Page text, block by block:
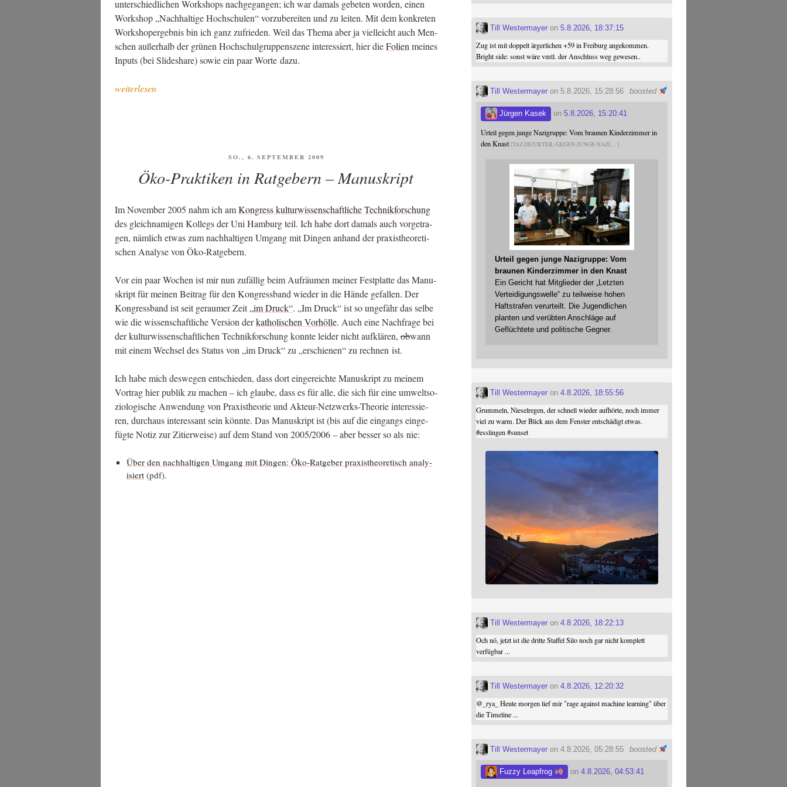
unter­schied­li­chen Work­shops nach­ge­gan­gen; ich war damals gebe­ten wor­den, einen
Work­shop „Nach­hal­ti­ge Hoch­schu­len“ vor­zu­be­rei­ten und zu lei­ten. Mit dem kon­kre­ten
Work­sh­op­er­geb­nis bin ich ganz zufrie­den. Weil das The­ma aber ja viel­leicht auch Men­
schen außer­halb der grü­nen Hoch­schul­grup­pen­sze­ne inter­es­siert, hier dieFoli­enmei­nes
Inputs (bei Slidesha­re) sowie ein paar Wor­te dazu.
„Eini­
Work­
shops
„Nach­
hal­
ge
Hoch­
schu­
len““
weiterlesen
VERÖFFENTLICHT
SO., 6. SEPTEMBER 2009
Öko-Praktiken in Ratgebern – Manuskript
Im Novem­ber 2005 nahm ich amKon­gress kul­tur­wis­sen­schaft­li­che Tech­nik­for­schung
des gleich­na­mi­gen Kol­legs der Uni Ham­burg teil. Ich habe dort damals auch vor­ge­tra­
gen, näm­lich etwas zum nach­hal­ti­gen Umgang mit Din­gen anhand der pra­xis­theo­re­ti­
schen Ana­ly­se von Öko-Ratgebern.
Vor ein paar Wochen ist mir nun zufäl­lig beim Auf­räu­men mei­ner Fest­plat­te das Manu­
skript für mei­nen Bei­trag für den Kon­gress­band wie­der in die Hän­de gefal­len. Der
Kon­gress­band ist seit gerau­mer Zeit„im Druck“. „Im Druck“ ist so unge­fähr das sel­be
wie die wis­sen­schaft­li­che Ver­si­on derkatho­li­schen Vor­höl­le. Auch eine Nach­fra­ge bei
der kul­tur­wis­sen­schaft­li­chen Tech­nik­for­schung konn­te lei­der nicht auf­klä­ren, obwann
mit einem Wech­sel des Sta­tus von „im Druck“ zu „erschie­nen“ zu rech­nen ist.
Ich habe mich des­we­gen ent­schie­den, dass dort ein­ge­reich­te Manu­skript zu mei­nem
Vor­trag hier publik zu machen – ich glau­be, dass es für alle, die sich für eine umwelt­so­
zio­lo­gi­sche Anwen­dung von Pra­xis­theo­rie und Akteur-Netz­werks-Theo­rie inter­es­sie­
ren, durch­aus inter­es­sant sein könn­te. Das Manu­skript ist (bis auf die ein­gangs ein­ge­
füg­te Notiz zur Zitier­wei­se) auf dem Stand von 2005/2006 – aber bes­ser so als nie:
Über den nach­hal­ti­gen Umgang mit Din­gen: Öko-Rat­ge­ber pra­xis­theo­re­tisch ana­ly­
isiert (pdf).
Till Westermayer on5.8.2026, 18:37:15
Zug ist mit doppelt ärgerlichen +59 in Freiburg angekommen.
Bright side: sonst wäre vmtl. der Anschluss weg gewesen..
boosted
Till Westermayer on 5.8.2026, 15:28:56
Jürgen Kasek on5.8.2026, 15:20:41
Urteil gegen junge Nazigruppe: Vom braunen Kinderzimmer in
den Knast TAZ.DE/URTEIL-GEGEN-JUNGE-NAZI
Urteil gegen junge Nazigruppe: Vom
braunen Kinderzimmer in den Knast
Ein Gericht hat Mitglieder der „Letzten
Verteidigungswelle“ zu teilweise hohen
Haftstrafen verurteilt. Die Jugendlichen
planten und verübten Anschläge auf
Geflüchtete und politische Gegner.
Till Westermayer on4.8.2026, 18:55:56
Grummeln, Nieselregen, der schnell wieder aufhörte, noch immer
viel zu warm. Der Blick aus dem Fenster entschädigt etwas.
#esslingen #sunset
Till Westermayer on4.8.2026, 18:22:13
Och nö, jetzt ist die dritte Staffel Silo noch gar nicht komplett
verfügbar ...
Till Westermayer on4.8.2026, 12:20:32
@ _rya_ Heute morgen lief mir "rage against machine learning" über
die Timeline ...
boosted
Till Westermayer on 4.8.2026, 05:28:55
Fuzzy Leapfrog on 4.8.2026, 04:53:41